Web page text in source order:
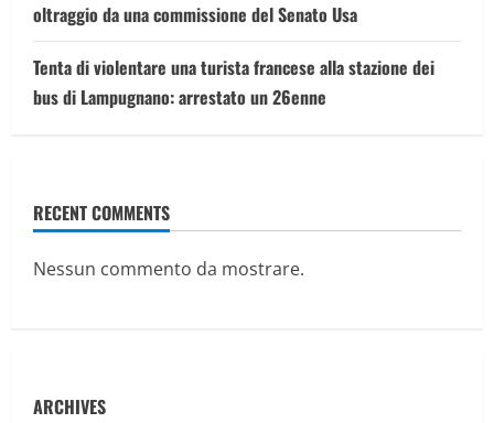
oltraggio da una commissione del Senato Usa
Tenta di violentare una turista francese alla stazione dei
bus di Lampugnano: arrestato un 26enne
RECENT COMMENTS
Nessun commento da mostrare.
ARCHIVES